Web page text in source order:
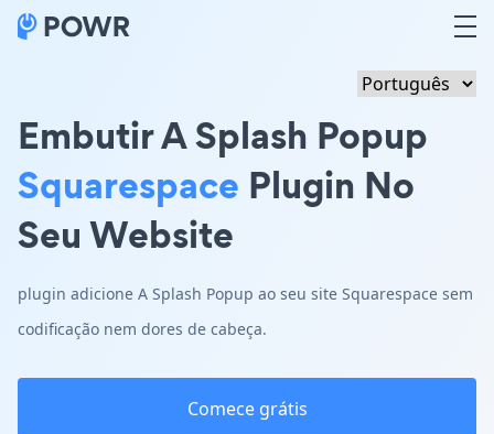
Embutir A Splash Popup
Squarespace Plugin No
Seu Website
plugin adicione A Splash Popup ao seu site Squarespace sem
codificação nem dores de cabeça.
Comece grátis